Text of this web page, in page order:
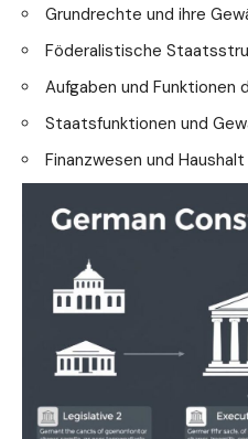
Grundrechte und ihre
Föderalistische
Aufgaben und
Staatsfunktionen und
Finanzwesen und Haushalt